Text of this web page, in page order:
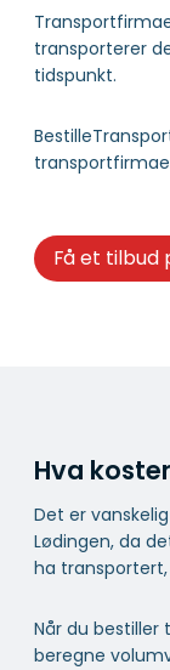
transporterer
tidspunkt.
Få et tilbud
Hva
Det er
Lødingen, da
ha
Når du bestiller
beregne